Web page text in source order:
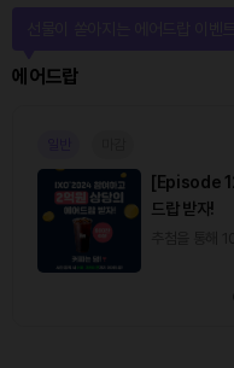
에어드랍
[Episode
드랍 받자!